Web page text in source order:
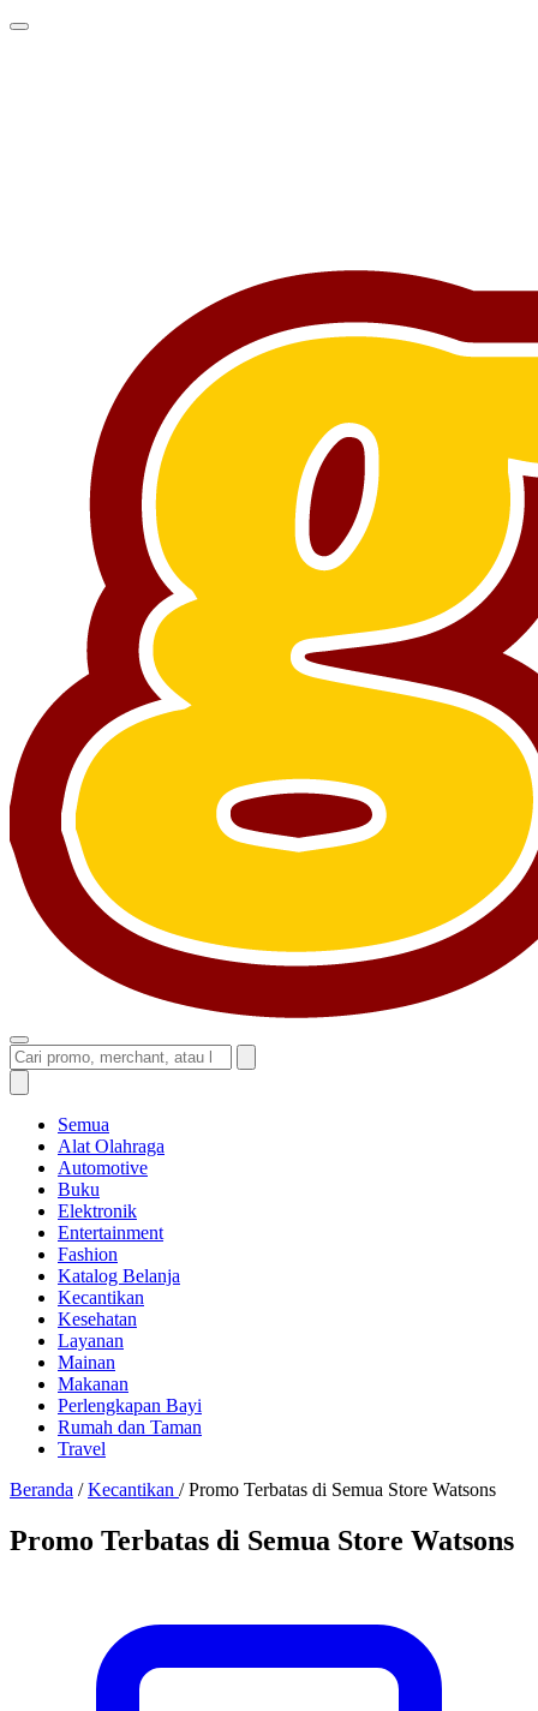
Semua
Alat Olahraga
Automotive
Buku
Elektronik
Entertainment
Fashion
Katalog Belanja
Kecantikan
Kesehatan
Layanan
Mainan
Makanan
Perlengkapan Bayi
Rumah dan Taman
Travel
Beranda / Kecantikan / Promo Terbatas di Semua Store Watsons
Promo Terbatas di Semua Store Watsons